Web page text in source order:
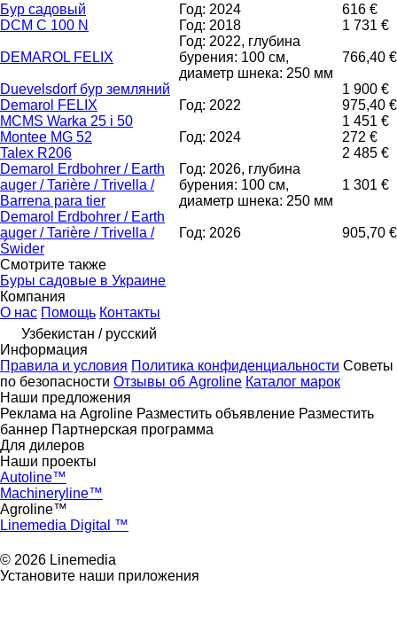
Бур садовый Год: 2024
616 €
DCM C 100 N
Год: 2018 1 731 €
DEMAROL FELIX
Год: 2022, глубина
бурения: 100 см,
диаметр шнека: 250 мм
766,40 €
Duevelsdorf бур земляний
1 900 €
Demarol FELIX
Год: 2022
975,40 €
MCMS Warka 25 i 50
1 451 €
Montee MG 52
Год: 2024
272 €
Talex R206
2 485 €
Demarol Erdbohrer / Earth
auger / Tarière / Trivella /
Barrena para tier
Год: 2026, глубина
бурения: 100 см,
диаметр шнека: 250 мм
1 301 €
Demarol Erdbohrer / Earth
auger / Tarière / Trivella /
Świder
Год: 2026 905,70 €
Смотрите также
Буры садовые в Украине
Компания
О нас Помощь Контакты
Узбекистан / русский
Информация
Правила и условия Политика конфиденциальности Советы
по безопасности Отзывы об Agroline Каталог марок
Наши предложения
Реклама на Agroline Разместить объявление Разместить
баннер Партнерская программа
Для дилеров
Наши проекты
Autoline™
Machineryline™
Agroline™
Linemedia Digital ™
© 2026 Linemedia
Установите наши приложения